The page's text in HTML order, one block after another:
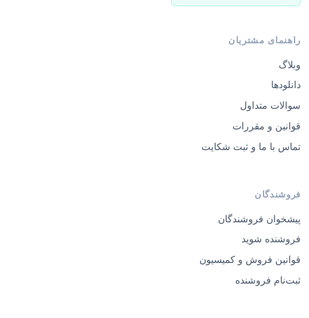
راهنمای مشتریان
وبلاگ
دانلودها
سوالات متداول
قوانین و مقررات
تماس با ما و ثبت شکایت
فروشندگان
پیشخوان فروشندگان
فروشنده شوید
قوانین فروش و کمیسیون
ثبت‌نام فروشنده